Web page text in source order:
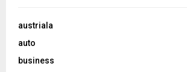
austriala
auto
business